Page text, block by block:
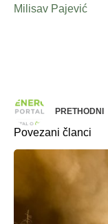
Milisav Pajević
PRETHODNI
Povezani članci